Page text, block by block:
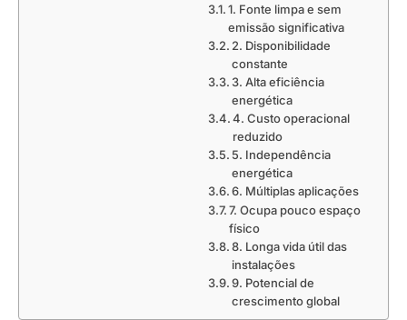
1. Fonte limpa e sem
emissão significativa
2. Disponibilidade
constante
3. Alta eficiência
energética
4. Custo operacional
reduzido
5. Independência
energética
6. Múltiplas aplicações
7. Ocupa pouco espaço
físico
8. Longa vida útil das
instalações
9. Potencial de
crescimento global